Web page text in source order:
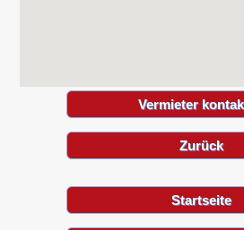
Vermieter
Zurück
Startseite